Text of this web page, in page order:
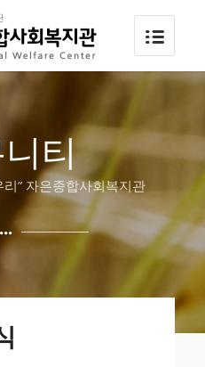
티
” 자은종합사회복지관